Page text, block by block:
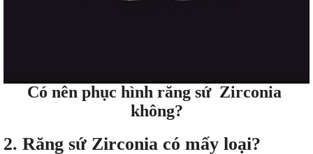
Có nên phục hình răng sứ Zirconia
không?
2. Răng sứ Zirconia có mấy loại?